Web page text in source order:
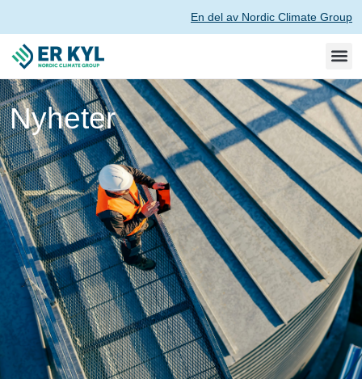
En del av Nordic Climate Group
Nyheter